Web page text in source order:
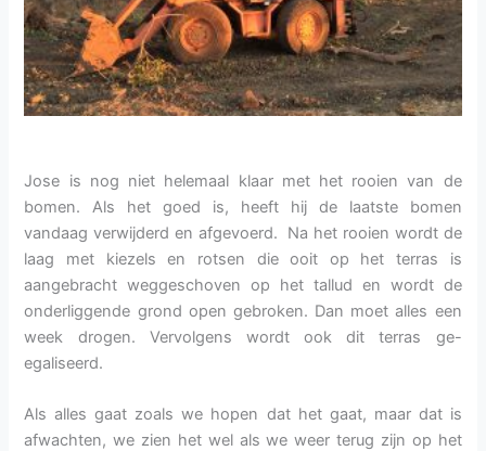
Jose is nog niet helemaal klaar met het rooien van de
bomen. Als het goed is, heeft hij de laatste bomen
vandaag verwijderd en afgevoerd. Na het rooien wordt de
laag met kiezels en rotsen die ooit op het terras is
aangebracht weggeschoven op het tallud en wordt de
onderliggende grond open gebroken. Dan moet alles een
week drogen. Vervolgens wordt ook dit terras ge-
egaliseerd.
Als alles gaat zoals we hopen dat het gaat, maar dat is
afwachten, we zien het wel als we weer terug zijn op het